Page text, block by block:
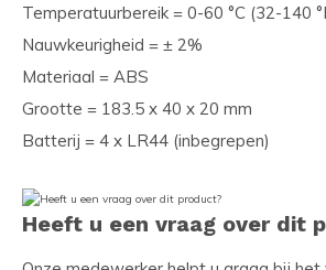
Temperatuurbereik = 0-60 °C (32-140
Nauwkeurigheid = ± 2%
Materiaal = ABS
Grootte = 183.5 x 40 x 20 mm
Batterij = 4 x LR44 (inbegrepen)
Heeft u een vraag over dit